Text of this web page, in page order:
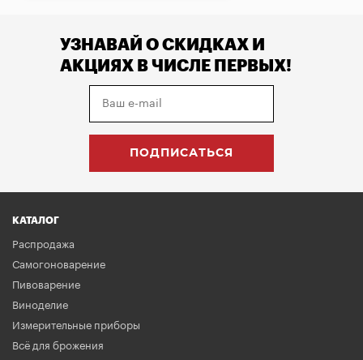
УЗНАВАЙ О СКИДКАХ И
АКЦИЯХ В ЧИСЛЕ ПЕРВЫХ!
КАТАЛОГ
Распродажа
Самогоноварение
Пивоварение
Виноделие
Измерительные приборы
Всё для брожения